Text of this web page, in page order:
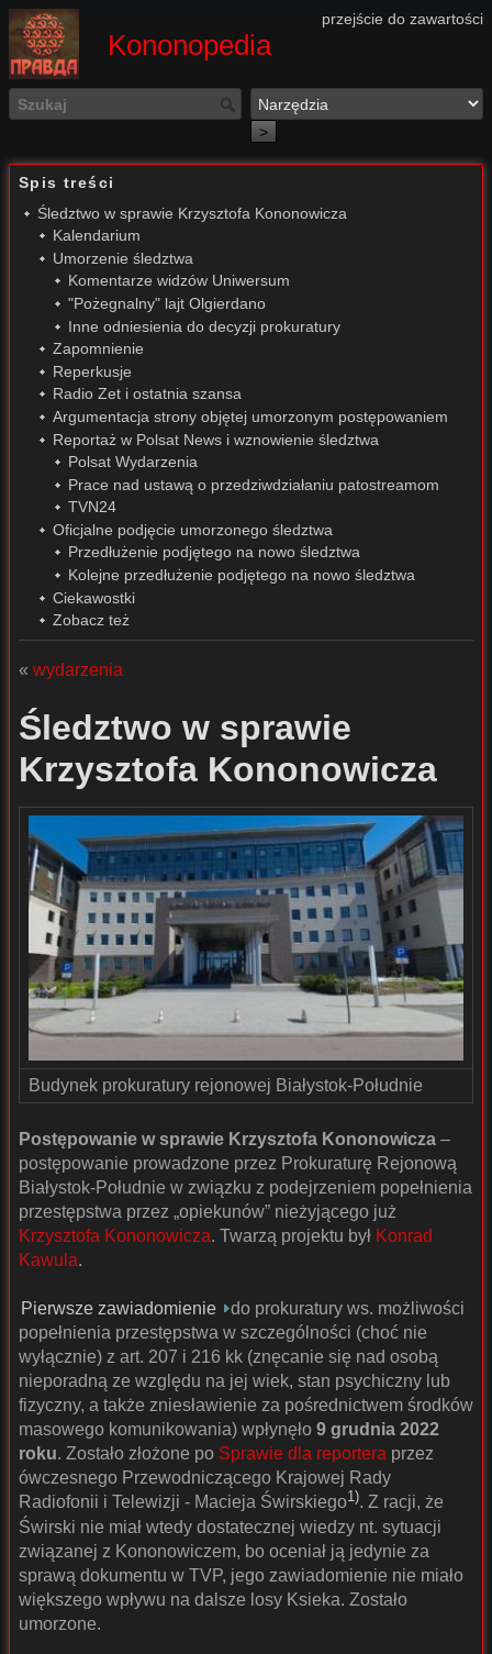
przejście do zawartości
Kononopedia
>
Spis treści
Śledztwo w sprawie Krzysztofa Kononowicza
Kalendarium
Umorzenie śledztwa
Komentarze widzów Uniwersum
"Pożegnalny" lajt Olgierdano
Inne odniesienia do decyzji prokuratury
Zapomnienie
Reperkusje
Radio Zet i ostatnia szansa
Argumentacja strony objętej umorzonym postępowaniem
Reportaż w Polsat News i wznowienie śledztwa
Polsat Wydarzenia
Prace nad ustawą o przedziwdziałaniu patostreamom
TVN24
Oficjalne podjęcie umorzonego śledztwa
Przedłużenie podjętego na nowo śledztwa
Kolejne przedłużenie podjętego na nowo śledztwa
Ciekawostki
Zobacz też
« wydarzenia
Śledztwo w sprawie
Krzysztofa Kononowicza
Budynek prokuratury rejonowej Białystok-Południe
Postępowanie w sprawie Krzysztofa Kononowicza –
postępowanie prowadzone przez Prokuraturę Rejonową
Białystok-Południe w związku z podejrzeniem popełnienia
przestępstwa przez „opiekunów” nieżyjącego już
Krzysztofa Kononowicza. Twarzą projektu był Konrad
Kawula.
Pierwsze zawiadomienie
do prokuratury ws. możliwości
popełnienia przestępstwa w szczególności (choć nie
wyłącznie) z art. 207 i 216 kk (znęcanie się nad osobą
nieporadną ze względu na jej wiek, stan psychiczny lub
fizyczny, a także zniesławienie za pośrednictwem środków
masowego komunikowania) wpłynęło 9 grudnia 2022
roku. Zostało złożone po Sprawie dla reportera przez
ówczesnego Przewodniczącego Krajowej Rady
Radiofonii i Telewizji - Macieja Świrskiego1). Z racji, że
Świrski nie miał wtedy dostatecznej wiedzy nt. sytuacji
związanej z Kononowiczem, bo oceniał ją jedynie za
sprawą dokumentu w TVP, jego zawiadomienie nie miało
większego wpływu na dalsze losy Ksieka. Zostało
umorzone.